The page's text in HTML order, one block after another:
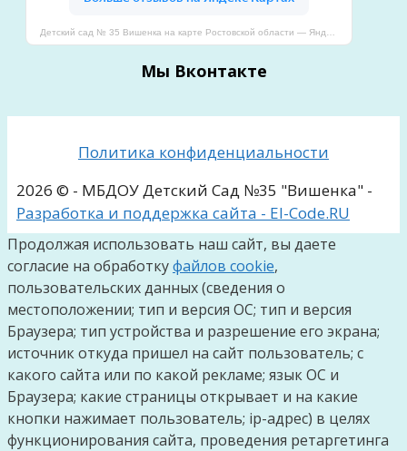
Мы Вконтакте
Политика конфиденциальности
2026 © - МБДОУ Детский Сад №35 "Вишенка" -
Разработка и поддержка сайта - El-Code.RU
Продолжая использовать наш сайт, вы даете
согласие на обработкуфайлов cookie,
пользовательских данных (сведения о
местоположении; тип и версия ОС; тип и версия
Браузера; тип устройства и разрешение его экрана;
источник откуда пришел на сайт пользователь; с
какого сайта или по какой рекламе; язык ОС и
Браузера; какие страницы открывает и на какие
кнопки нажимает пользователь; ip-адрес) в целях
функционирования сайта, проведения ретаргетинга